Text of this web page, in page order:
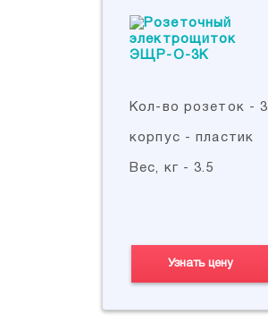
Кол-во розеток - 3
корпус - пластик
Вес, кг - 3.5
Узнать цену